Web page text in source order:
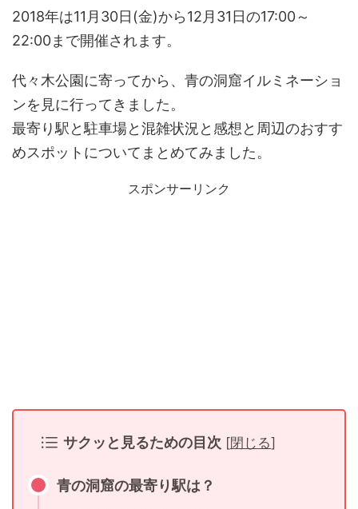
2018年は11月30日(金)から12月31日の17:00～
22:00まで開催されます。
代々木公園に寄ってから、青の洞窟イルミネーショ
ンを見に行ってきました。
最寄り駅と駐車場と混雑状況と感想と周辺のおすす
めスポットについてまとめてみました。
スポンサーリンク
サクッと見るための目次 [閉じる]
青の洞窟の最寄り駅は？